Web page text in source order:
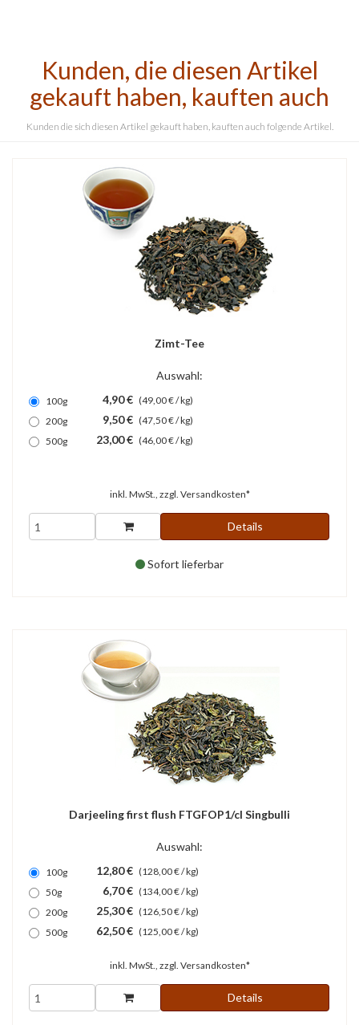
Kunden, die diesen Artikel
gekauft haben, kauften auch
Kunden die sich diesen Artikel gekauft haben, kauften auch folgende Artikel.
Zimt-Tee
Auswahl:
100g 4,90 € (49,00 € / kg)
200g
9,50 € (47,50 € / kg)
500g
23,00 € (46,00 € / kg)
inkl. MwSt., zzgl. Versandkosten*
Details
Sofort lieferbar
Darjeeling first flush FTGFOP1/cl Singbulli
Auswahl:
100g 12,80 € (128,00 € / kg)
50g
6,70 € (134,00 € / kg)
200g
25,30 € (126,50 € / kg)
500g
62,50 € (125,00 € / kg)
inkl. MwSt., zzgl. Versandkosten*
Details